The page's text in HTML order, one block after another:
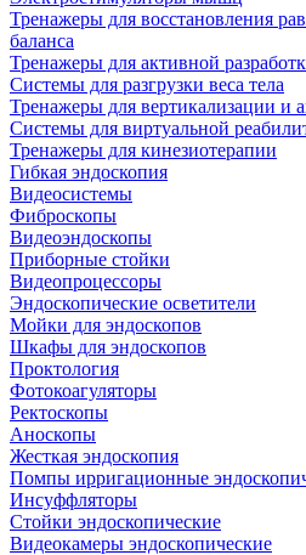
Тренажеры для восстановления
баланса
Тренажеры для активной
Системы для разгрузки веса тела
Тренажеры для вертикализации и
Системы для виртуальной
Тренажеры для кинезиотерапии
Гибкая эндоскопия
Видеосистемы
Фиброскопы
Видеоэндоскопы
Приборные стойки
Видеопроцессоры
Эндоскопические осветители
Мойки для эндоскопов
Шкафы для эндоскопов
Проктология
Фотокоагуляторы
Ректоскопы
Аноскопы
Жесткая эндоскопия
Помпы ирригационные
Инсуффляторы
Стойки эндоскопические
Видеокамеры эндоскопические